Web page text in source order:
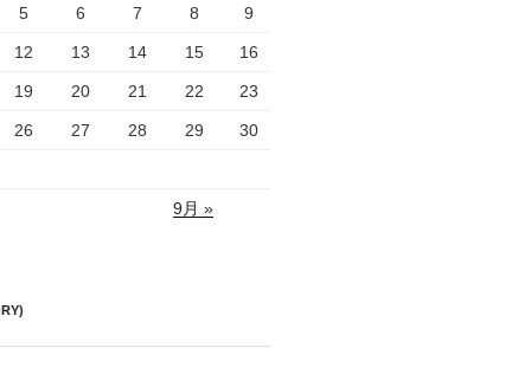
5 6 7 8 9
12 13 14 15 16
19 20 21 22 23
26 27 28 29 30
9月 »